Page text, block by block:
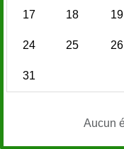
17 18 19
24 25 26
31
Aucun